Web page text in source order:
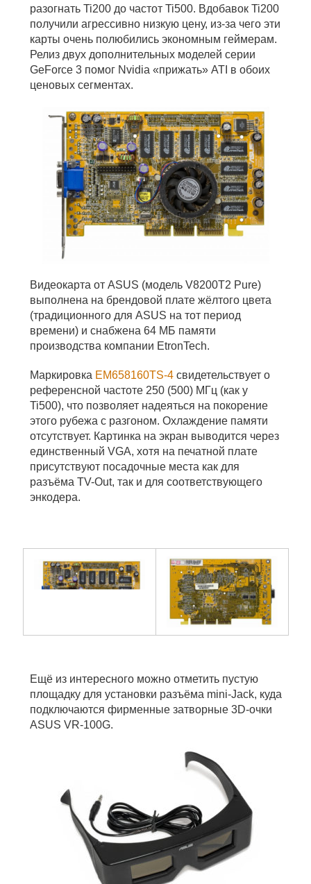
разогнать Ti200 до частот Ti500. Вдобавок Ti200
получили агрессивно низкую цену, из-за чего эти
карты очень полюбились экономным геймерам.
Релиз двух дополнительных моделей серии
GeForce 3 помог Nvidia «прижать» ATI в обоих
ценовых сегментах.
Видеокарта от ASUS (модель V8200T2 Pure)
выполнена на брендовой плате жёлтого цвета
(традиционного для ASUS на тот период
времени) и снабжена 64 МБ памяти
производства компании EtronTech.
Маркировка EM658160TS-4 свидетельствует о
референсной частоте 250 (500) МГц (как у
Ti500), что позволяет надеяться на покорение
этого рубежа с разгоном. Охлаждение памяти
отсутствует. Картинка на экран выводится через
единственный VGA, хотя на печатной плате
присутствуют посадочные места как для
разъёма TV-Out, так и для соответствующего
энкодера.
Ещё из интересного можно отметить пустую
площадку для установки разъёма mini-Jack, куда
подключаются фирменные затворные 3D-очки
ASUS VR-100G.